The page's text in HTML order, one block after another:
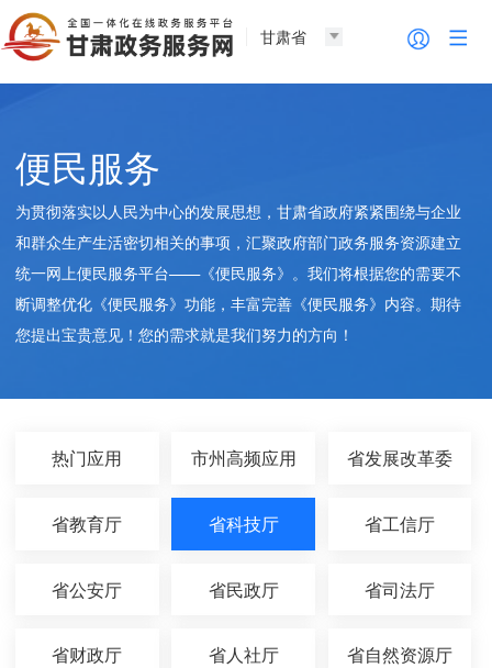
甘肃省
便民服务
为贯彻落实以人民为中心的发展思想，甘肃省政府紧紧围绕与企业
和群众生产生活密切相关的事项，汇聚政府部门政务服务资源建立
统一网上便民服务平台——《便民服务》。我们将根据您的需要不
断调整优化《便民服务》功能，丰富完善《便民服务》内容。期待
您提出宝贵意见！您的需求就是我们努力的方向！
热门应用 市州高频应用 省发展改革委
省教育厅 省科技厅 省工信厅
省公安厅 省民政厅 省司法厅
省财政厅 省人社厅 省自然资源厅